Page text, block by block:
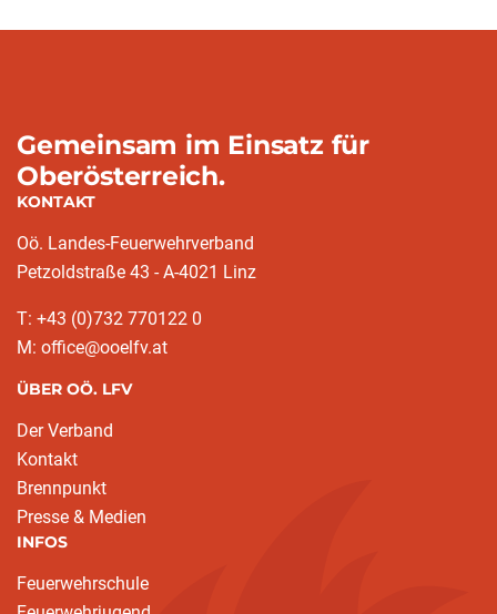
Gemeinsam im Einsatz für
Oberösterreich.
KONTAKT
Oö. Landes-Feuerwehrverband
Petzoldstraße 43 - A-4021 Linz
T: +43 (0)732 770122 0
M: office@ooelfv.at
ÜBER OÖ. LFV
Der Verband
Kontakt
Brennpunkt
Presse & Medien
INFOS
Feuerwehrschule